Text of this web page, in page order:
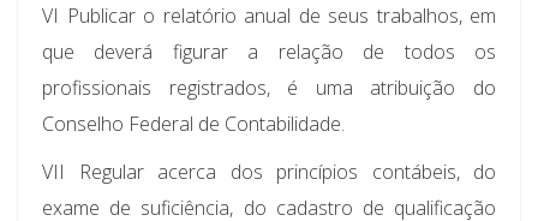
VI Publicar o relatório anual de seus trabalhos, em
que deverá figurar a relação de todos os
profissionais registrados, é uma atribuição do
Conselho Federal de Contabilidade.
VII Regular acerca dos princípios contábeis, do
exame de suficiência, do cadastro de qualificação